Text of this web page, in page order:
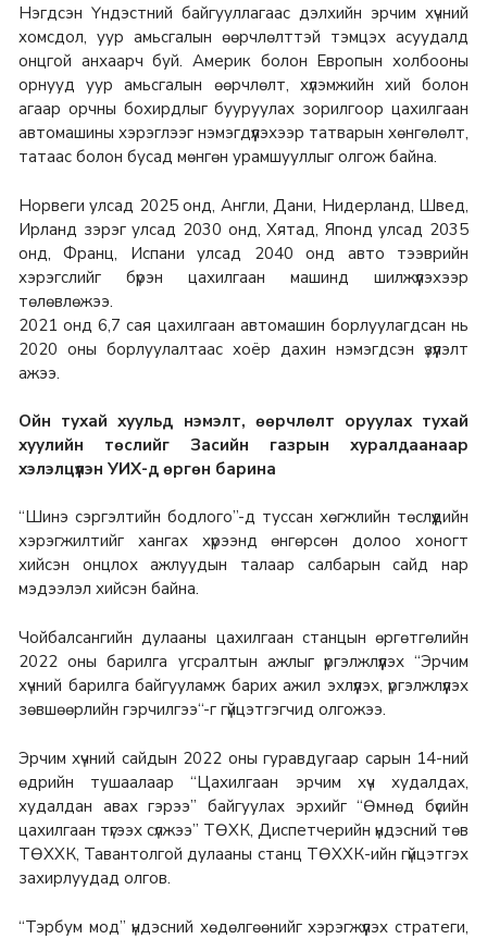
Нэгдсэн Үндэстний байгууллагаас дэлхийн эрчим хүчний
хомсдол, уур амьсгалын өөрчлөлттэй тэмцэх асуудалд
онцгой анхаарч буй. Америк болон Европын холбооны
орнууд уур амьсгалын өөрчлөлт, хүлэмжийн хий болон
агаар орчны бохирдлыг бууруулах зорилгоор цахилгаан
автомашины хэрэглээг нэмэгдүүлэхээр татварын хөнгөлөлт,
татаас болон бусад мөнгөн урамшууллыг олгож байна.
Норвеги улсад 2025 онд, Англи, Дани, Нидерланд, Швед,
Ирланд зэрэг улсад 2030 онд, Хятад, Японд улсад 2035
онд, Франц, Испани улсад 2040 онд авто тээврийн
хэрэгслийг бүрэн цахилгаан машинд шилжүүлэхээр
төлөвлөжээ.
2021 онд 6,7 сая цахилгаан автомашин борлуулагдсан нь
2020 оны борлуулалтаас хоёр дахин нэмэгдсэн үзүүлэлт
ажээ.
Ойн тухай хуульд нэмэлт, өөрчлөлт оруулах тухай
хуулийн төслийг Засийн газрын хуралдаанаар
хэлэлцүүлэн УИХ-д өргөн барина
“Шинэ сэргэлтийн бодлого”-д туссан хөгжлийн төслүүдийн
хэрэгжилтийг хангах хүрээнд өнгөрсөн долоо хоногт
хийсэн онцлох ажлуудын талаар салбарын сайд нар
мэдээлэл хийсэн байна.
Чойбалсангийн дулааны цахилгаан станцын өргөтгөлийн
2022 оны барилга угсралтын ажлыг үргэлжлүүлэх “Эрчим
хүчний барилга байгууламж барих ажил эхлүүлэх, үргэлжлүүлэх
зөвшөөрлийн гэрчилгээ“-г гүйцэтгэгчид олгожээ.
Эрчим хүчний сайдын 2022 оны гуравдугаар сарын 14-ний
өдрийн тушаалаар “Цахилгаан эрчим хүч худалдах,
худалдан авах гэрээ” байгуулах эрхийг “Өмнөд бүсийн
цахилгаан түгээх сүлжээ” ТӨХК, Диспетчерийн үндэсний төв
ТӨХХК, Тавантолгой дулааны станц ТӨХХК-ийн гүйцэтгэх
захирлуудад олгов.
“Тэрбум мод” үндэсний хөдөлгөөнийг хэрэгжүүлэх стратеги,